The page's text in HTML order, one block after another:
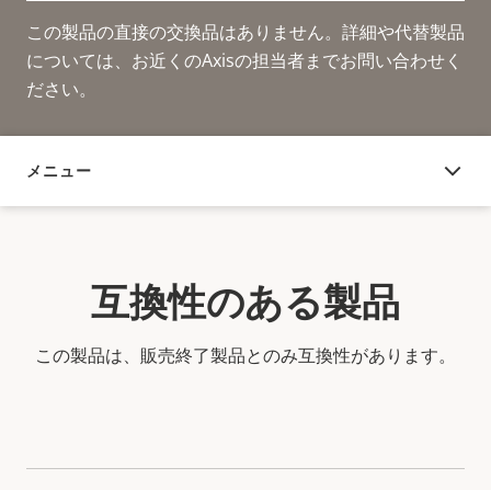
この製品の直接の交換品はありません。詳細や代替製品
については、お近くのAxisの担当者までお問い合わせく
ださい。
メニュー
互換性のある製品
互換性のある製品
この製品は、販売終了製品とのみ互換性があります。